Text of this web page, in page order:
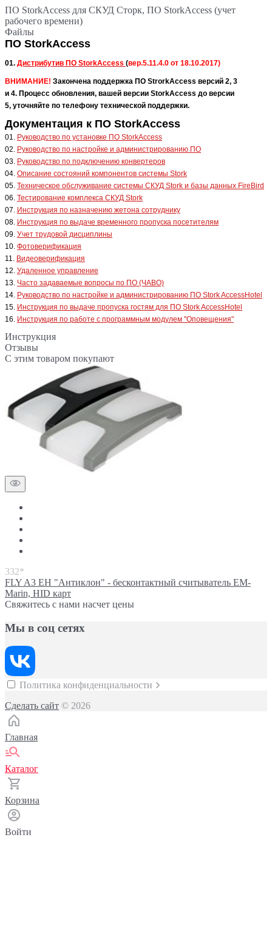
ПО StorkAccess для СКУД Сторк, ПО StorkAccess (учет
рабочего времени)
Файлы
ПО StorkAccess
01. Дистрибутив ПО StorkAccess (вер.5.11.4.0 от 18.10.2017)
ВНИМАНИЕ! Закончена поддержка ПО StrorkAccess версий 2, 3
и 4. Процесс обновления, вашей версии StorkAccess до версии
5, уточняйте по телефону технической поддержки.
Документация к ПО StorkAccess
01. Руководство по установке ПО StorkAccess
02. Руководство по настройке и администрированию ПО
03. Руководство по подключению конвертеров
04. Описание состояний компонентов системы Stork
05. Техническое обслуживание системы СКУД Stork и базы данных FireBird
06. Тестирование комплекса СКУД Stork
07. Инструкция по назначению жетона сотруднику
08. Инструкция по выдаче временного пропуска посетителям
09. Учет трудовой дисциплины
10. Фотоверификация
11. Видеоверификация
12. Удаленное управление
13. Часто задаваемые вопросы по ПО (ЧАВО)
14. Руководство по настройке и администрированию ПО Stork AccessHotel
15. Инструкция по выдаче пропуска гостям для ПО Stork AccessHotel
16. Инструкция по работе с программным модулем "Оповещения"
Инструкция
Отзывы
С этим товаром покупают
332*
FLY A3 EH "Антиклон" - бесконтактный считыватель EM-
Marin, HID карт
Свяжитесь с нами насчет цены
Мы в соц сетях
Политика конфиденциальности
Сделать сайт © 2026
Главная
Каталог
Корзина
Войти